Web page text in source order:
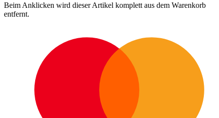
Beim Anklicken wird dieser Artikel komplett aus dem Warenkorb
entfernt.